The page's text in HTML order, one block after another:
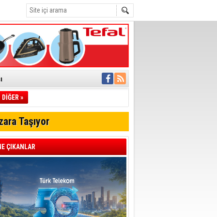
İletti
müdahale
Geçti
DİĞER »
Taşıyor
ÇIKANLAR